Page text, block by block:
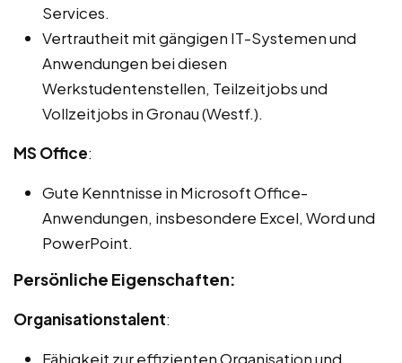
Services.
Vertrautheit mit gängigen IT-Systemen und
Anwendungen bei diesen
Werkstudentenstellen, Teilzeitjobs und
Vollzeitjobs in Gronau (Westf.).
MS Office:
Gute Kenntnisse in Microsoft Office-
Anwendungen, insbesondere Excel, Word und
PowerPoint.
Persönliche Eigenschaften:
Organisationstalent:
Fähigkeit zur effizienten Organisation und